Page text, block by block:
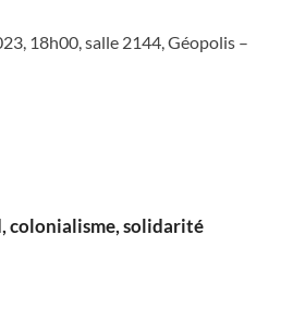
18h00, salle 2144, Géopolis –
colonialisme, solidarité